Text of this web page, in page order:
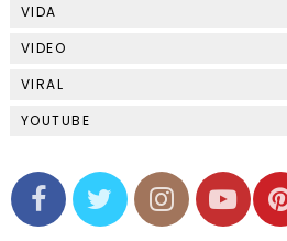
VIDA
VIDEO
VIRAL
YOUTUBE